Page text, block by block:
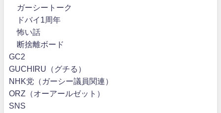
ガーシートーク
ドバイ1周年
怖い話
断捨離ボード
GC2
GUCHIRU（グチる）
NHK党（ガーシー議員関連）
ORZ（オーアールゼット）
SNS